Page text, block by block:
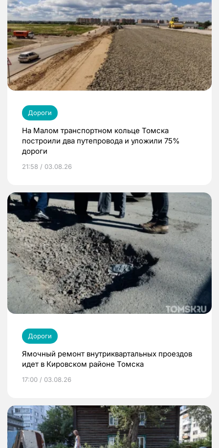
Дороги
На Малом транспортном кольце Томска
построили два путепровода и уложили 75%
дороги
21:58 / 03.08.26
Дороги
Ямочный ремонт внутриквартальных проездов
идет в Кировском районе Томска
17:00 / 03.08.26